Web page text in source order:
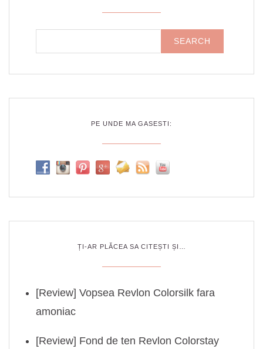
PE UNDE MA GASESTI:
ȚI-AR PLĂCEA SA CITEȘTI ȘI…
[Review] Vopsea Revlon Colorsilk fara
amoniac
[Review] Fond de ten Revlon Colorstay